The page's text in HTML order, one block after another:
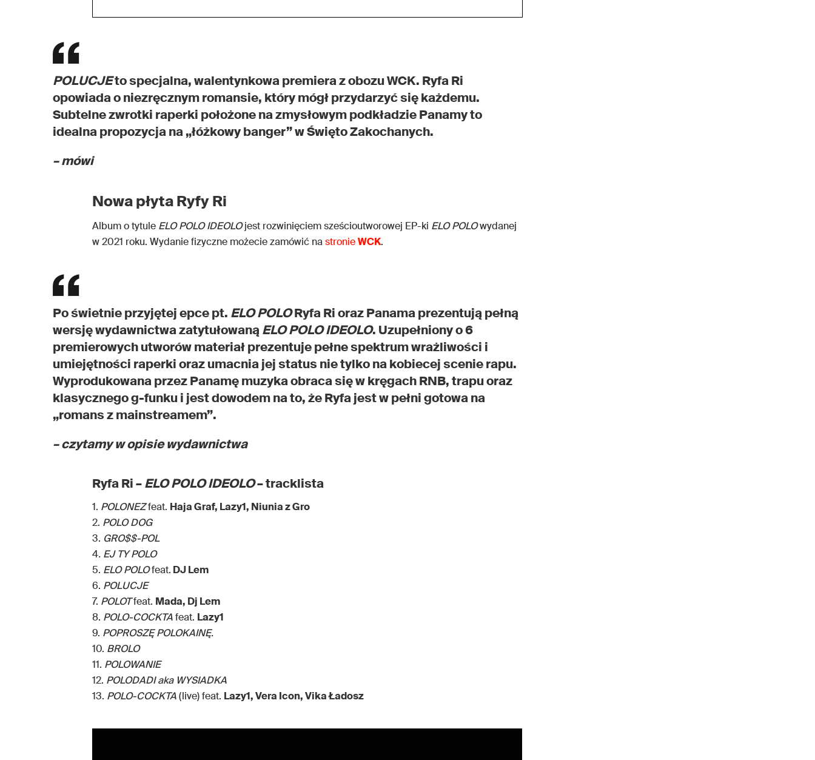
POLUCJEto specjalna, walentynkowa premiera z obozu WCK. Ryfa Ri
opowiada o niezręcznym romansie, który mógł przydarzyć się każdemu.
Subtelne zwrotki raperki położone na zmysłowym podkładzie Panamy to
idealna propozycja na „łóżkowy banger” w Święto Zakochanych.
– mówi
Nowa płyta Ryfy Ri
Album o tytule ELO POLO IDEOLOjest rozwinięciem sześcioutworowej EP-ki ELO POLOwydanej
w 2021 roku. Wydanie fizyczne możecie zamówić nastronieWCK.
Po świetnie przyjętej epce pt. ELO POLORyfa Ri oraz Panama prezentują pełną
wersję wydawnictwa zatytułowanąELO POLO IDEOLO. Uzupełniony o 6
premierowych utworów materiał prezentuje pełne spektrum wrażliwości i
umiejętności raperki oraz umacnia jej status nie tylko na kobiecej scenie rapu.
Wyprodukowana przez Panamę muzyka obraca się w kręgach RNB, trapu oraz
klasycznego g-funku i jest dowodem na to, że Ryfa jest w pełni gotowa na
„romans z mainstreamem”.
– czytamy w opisie wydawnictwa
Ryfa Ri –ELO POLO IDEOLO– tracklista
1. POLONEZfeat. Haja Graf, Lazy1, Niunia z Gro
2. POLO DOG
3. GRO$$-POL
4. EJ TY POLO
5. ELO POLOfeat. DJ Lem
6. POLUCJE
7. POLOTfeat. Mada, Dj Lem
8. POLO-COCKTAfeat. Lazy1
9. POPROSZĘ POLOKAINĘ.
10. BROLO
11. POLOWANIE
12. POLODADI aka WYSIADKA
13. POLO-COCKTA(live) feat. Lazy1, Vera Icon, Vika Ładosz